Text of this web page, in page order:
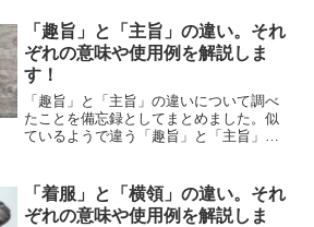
「趣旨」と「主旨」の違い。それ
ぞれの意味や使用例を解説しま
す！
「趣旨」と「主旨」の違いについて調べ
たことを備忘録としてまとめました。似
ているようで違う「趣旨」と「主旨」の
「着服」と「横領」の違い。それ
ぞれの意味や使用例を解説しま